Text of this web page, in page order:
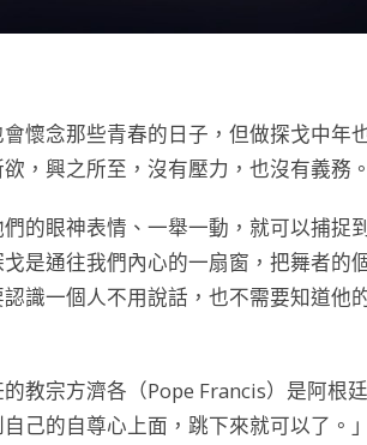
懷念那些青春的日子，但做探戈中年
，興之所至，沒有壓力，也沒有義務。
的眼神表情、一舉一動，就可以捕捉
是通往我們內心的一扇窗，把舞者的
識一個人不用說話，也不需要知道他
教宗方濟各（Pope Francis）是阿根廷
己的自尊心上面，跳下來就可以了。」